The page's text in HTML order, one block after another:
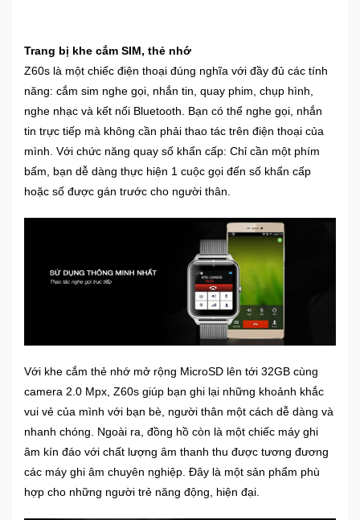
Trang bị khe cắm SIM, thẻ nhớ
Z60s là một chiếc điện thoại đúng nghĩa với đầy đủ các tính
năng: cắm sim nghe gọi, nhắn tin, quay phim, chụp hình,
nghe nhạc và kết nối Bluetooth. Bạn có thể nghe gọi, nhắn
tin trực tiếp mà không cần phải thao tác trên điện thoại của
mình. Với chức năng quay số khẩn cấp: Chỉ cần một phím
bấm, bạn dễ dàng thực hiện 1 cuộc gọi đến số khẩn cấp
hoặc số được gán trước cho người thân.
Với khe cắm thẻ nhớ mở rộng MicroSD lên tới 32GB cùng
camera 2.0 Mpx, Z60s giúp bạn ghi lại những khoảnh khắc
vui vẻ của mình với bạn bè, người thân một cách dễ dàng và
nhanh chóng. Ngoài ra, đồng hồ còn là một chiếc máy ghi
âm kín đáo với chất lượng âm thanh thu được tương đương
các máy ghi âm chuyên nghiệp. Đây là một sản phẩm phù
hợp cho những người trẻ năng động, hiện đại.